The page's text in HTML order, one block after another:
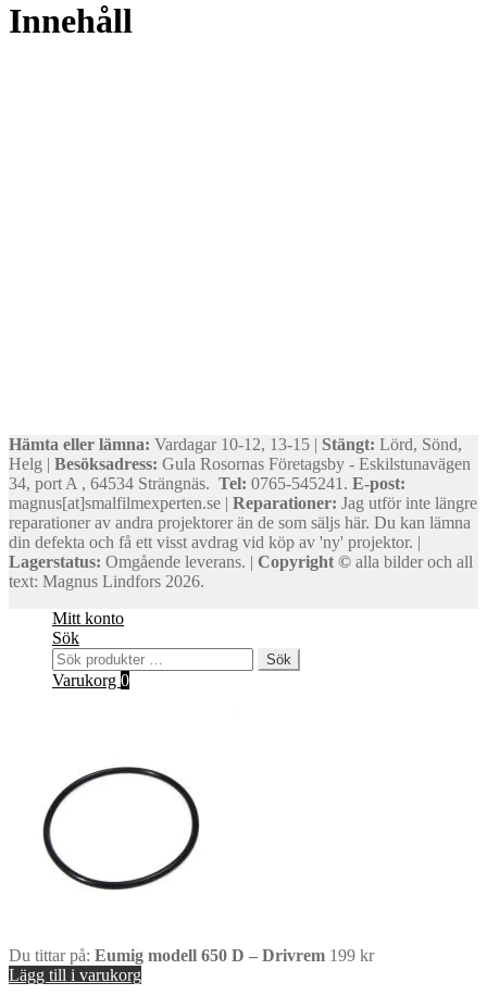
Innehåll
Hämta eller lämna: Vardagar 10-12, 13-15 | Stängt: Lörd, Sönd,
Helg | Besöksadress: Gula Rosornas Företagsby - Eskilstunavägen
34, port A , 64534 Strängnäs. Tel: 0765-545241. E-post:
magnus[at]smalfilmexperten.se | Reparationer: Jag utför inte längre
reparationer av andra projektorer än de som säljs här. Du kan lämna
din defekta och få ett visst avdrag vid köp av 'ny' projektor. |
Lagerstatus: Omgående leverans. | Copyright © alla bilder och all
text: Magnus Lindfors 2026.
Mitt konto
Sök
Sök
efter:
Sök
Varukorg 0
Du tittar på: Eumig modell 650 D – Drivrem 199 kr
Lägg till i varukorg